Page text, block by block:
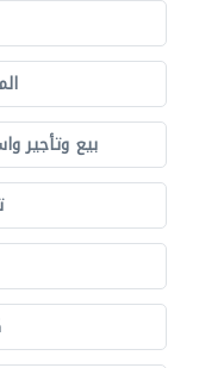
بيع وتأجير